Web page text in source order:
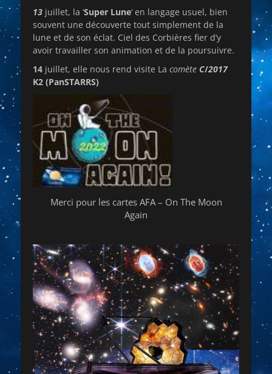
13 juillet, la ‘Super Lune‘ en langage usuel, bien
souvent une découverte tout simplement de la
lune et de son éclat. Ciel des Corbières fier d’y
avoir travailler son animation et de la poursuivre.
14 juillet, elle nous rend visite La comète C/2017
K2 (PanSTARRS)
Merci pour les cartes AFA – On The Moon
Again